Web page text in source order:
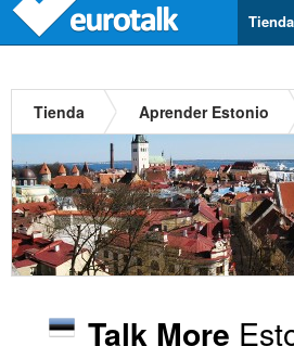
Tienda
Tienda Aprender Estonio
Talk More